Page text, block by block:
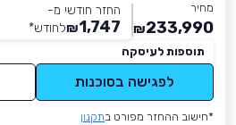
מחיר
233,990
₪
החזר חודשי מ-
1,747
₪לחודש*
תוספות לעיסקה
לפגישה בסוכנות
*חישוב ההחזר מפורט בתקנון